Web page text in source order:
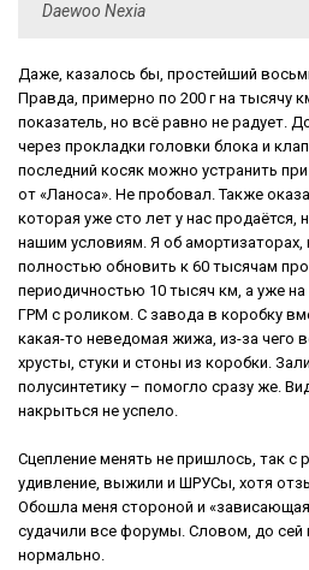
Daewoo Nexia
Даже, казалось бы, простейший
Правда, примерно по 200 г на тысячу
показатель, но всё равно не радует.
через прокладки головки блока и
последний косяк можно устранить
от «Ланоса». Не пробовал. Также
которая уже сто лет у нас продаётся,
нашим условиям. Я об
полностью обновить к 60 тысячам
периодичностью 10 тысяч км, а уже
ГРМ с роликом. С завода в коробку
какая-то неведомая жижа, из-за чего
хрусты, стуки и стоны из коробки.
полусинтетику – помогло сразу же.
накрыться не успело.
Сцепление менять не пришлось, так с
удивление, выжили и ШРУСы, хотя
Обошла меня стороной и
судачили все форумы. Словом, до
нормально.